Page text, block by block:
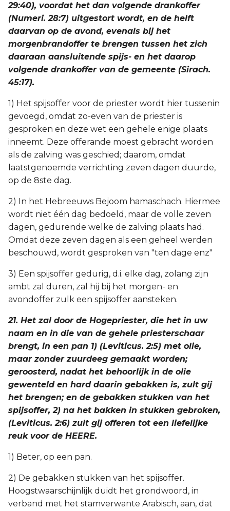
29:40), voordat het dan volgende drankoffer
(Numeri. 28:7) uitgestort wordt, en de helft
daarvan op de avond, evenals bij het
morgenbrandoffer te brengen tussen het zich
daaraan aansluitende spijs- en het daarop
volgende drankoffer van de gemeente (Sirach.
45:17).
1) Het spijsoffer voor de priester wordt hier tussenin
gevoegd, omdat zo-even van de priester is
gesproken en deze wet een gehele enige plaats
inneemt. Deze offerande moest gebracht worden
als de zalving was geschied; daarom, omdat
laatstgenoemde verrichting zeven dagen duurde,
op de 8ste dag.
2) In het Hebreeuws Bejoom hamaschach. Hiermee
wordt niet één dag bedoeld, maar de volle zeven
dagen, gedurende welke de zalving plaats had.
Omdat deze zeven dagen als een geheel werden
beschouwd, wordt gesproken van "ten dage enz"
3) Een spijsoffer gedurig, d.i. elke dag, zolang zijn
ambt zal duren, zal hij bij het morgen- en
avondoffer zulk een spijsoffer aansteken.
21. Het zal door de Hogepriester, die het in uw
naam en in die van de gehele priesterschaar
brengt, in een pan 1) (Leviticus. 2:5) met olie,
maar zonder zuurdeeg gemaakt worden;
geroosterd, nadat het behoorlijk in de olie
gewenteld en hard daarin gebakken is, zult gij
het brengen; en de gebakken stukken van het
spijsoffer, 2) na het bakken in stukken gebroken,
(Leviticus. 2:6) zult gij offeren tot een liefelijke
reuk voor de HEERE.
1) Beter, op een pan.
2) De gebakken stukken van het spijsoffer.
Hoogstwaarschijnlijk duidt het grondwoord, in
verband met het stamverwante Arabisch, aan, dat